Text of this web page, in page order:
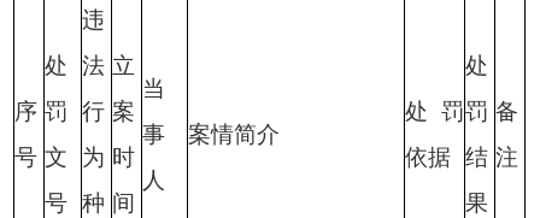
序
号
处
罚
文
号
违
法
行
为
种
立
案
时
间
当
事
人
案情简介
处罚
依据
处
罚
结
果
备
注